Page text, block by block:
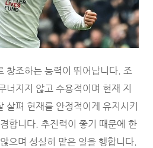
창조하는 능력이 뛰어납니다. 조
너지지 않고 수용적이며 현재 지
살펴 현재를 안정적이게 유지시키
합니다. 추진력이 좋기 때문에 한
으며 성실히 맡은 일을 행합니다.